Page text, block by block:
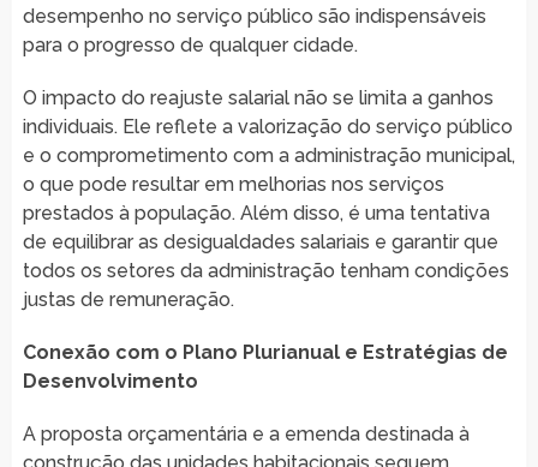
desempenho no serviço público são indispensáveis
para o progresso de qualquer cidade.
O impacto do reajuste salarial não se limita a ganhos
individuais. Ele reflete a valorização do serviço público
e o comprometimento com a administração municipal,
o que pode resultar em melhorias nos serviços
prestados à população. Além disso, é uma tentativa
de equilibrar as desigualdades salariais e garantir que
todos os setores da administração tenham condições
justas de remuneração.
Conexão com o Plano Plurianual e Estratégias de
Desenvolvimento
A proposta orçamentária e a emenda destinada à
construção das unidades habitacionais seguem